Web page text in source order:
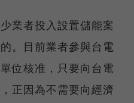
業者投入設置儲能案
。目前業者參與台電
位核准，只要向台電
正因為不需要向經濟